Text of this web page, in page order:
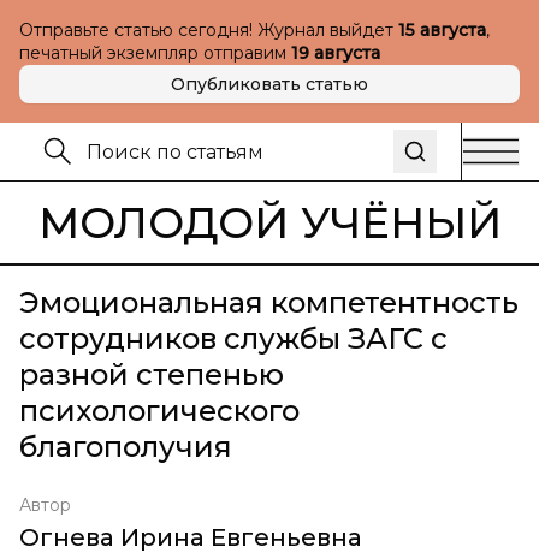
Отправьте статью сегодня! Журнал выйдет 15 августа,
печатный экземпляр отправим 19 августа
Опубликовать статью
МОЛОДОЙ УЧЁНЫЙ
Эмоциональная компетентность
сотрудников службы ЗАГС с
разной степенью
психологического
благополучия
Автор
Огнева Ирина Евгеньевна